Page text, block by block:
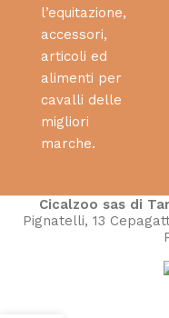
l’equitazione,
accessori,
articoli ed
alimenti per
cavalli delle
migliori
marche.
Cicalzoo sas di
Pignatelli, 13